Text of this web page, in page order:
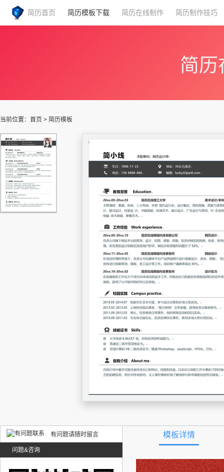
简历首页 简历模板下载 简历在线制作 简历制作技巧
简历
当前位置： 首页 > 简历模板
有问题请随时留言
问题&咨询
模板详情